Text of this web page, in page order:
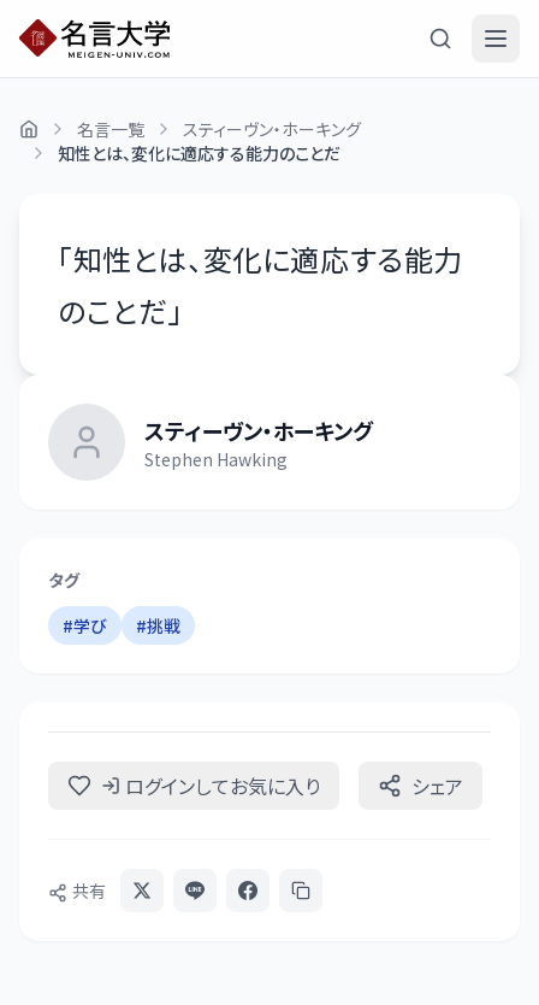
名言一覧
スティーヴン・ホーキング
知性とは、変化に適応する能力のことだ
「知性とは、変化に適応する能力
のことだ 」
スティーヴン・ホーキング
Stephen Hawking
タグ
#学び #挑戦
ログインしてお気に入り シェア
共有